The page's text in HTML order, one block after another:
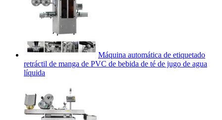
Máquina automática de etiquetado
retráctil de manga de PVC de bebida de té de jugo de agua
líquida